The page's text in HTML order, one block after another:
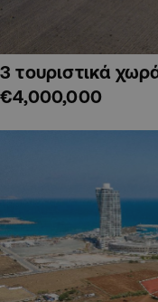
3 τουριστικά
€4,000,000